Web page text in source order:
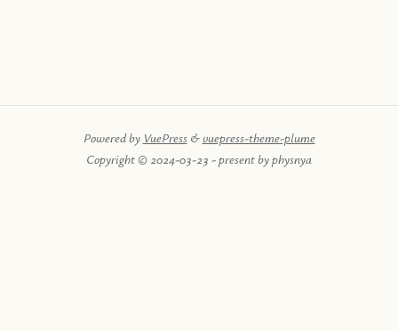
Powered by VuePress&vuepress-theme-plume
Copyright © 2024-03-23 - present by physnya